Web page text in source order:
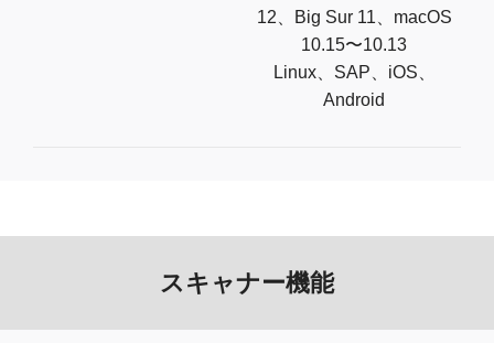
12、Big Sur 11、macOS
10.15〜10.13
Linux、SAP、iOS、
Android
スキャナー機能